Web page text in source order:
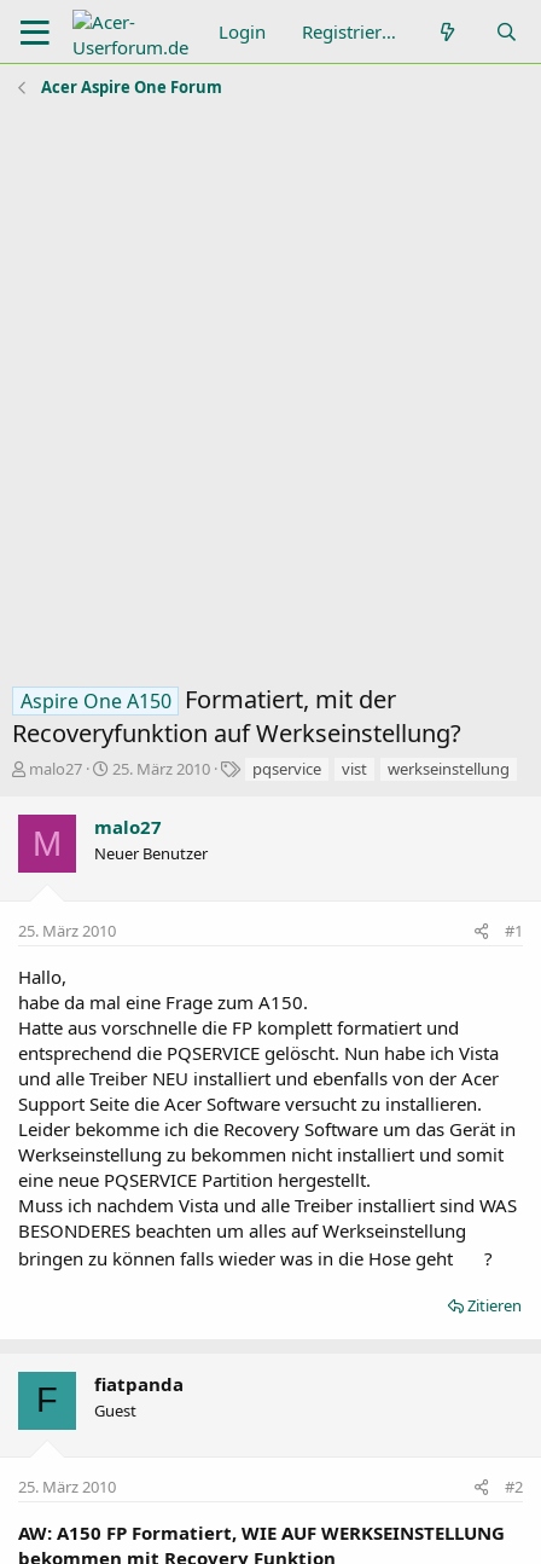
Login Registrieren
Acer Aspire One Forum
Aspire One A150
Formatiert, mit der
Recoveryfunktion auf Werkseinstellung?
E
s
e
l
r
malo27
E
t
e
a
25. März 2010 pqservice vist werkseinstellung
M malo27
Neuer Benutzer
25. März 2010 #1
Hallo,
habe da mal eine Frage zum A150.
Hatte aus vorschnelle die FP komplett formatiert und
entsprechend die PQSERVICE gelöscht. Nun habe ich Vista
und alle Treiber NEU installiert und ebenfalls von der Acer
Support Seite die Acer Software versucht zu installieren.
Leider bekomme ich die Recovery Software um das Gerät in
Werkseinstellung zu bekommen nicht installiert und somit
eine neue PQSERVICE Partition hergestellt.
Muss ich nachdem Vista und alle Treiber installiert sind WAS
BESONDERES beachten um alles auf Werkseinstellung
bringen zu können falls wieder was in die Hose geht
?
Zitieren
F fiatpanda
Guest
25. März 2010 #2
AW: A150 FP Formatiert, WIE AUF WERKSEINSTELLUNG
bekommen mit Recovery Funktion